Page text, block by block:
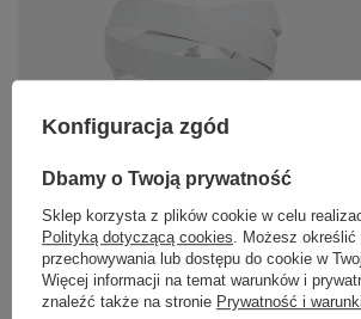
Lampa sufitowa TORNADO 50cm biała Zuma Line
Konfiguracja zgód
Dbamy o Twoją prywatność
Sklep korzysta z plików cookie w celu
Polityką dotyczącą cookies. Możesz określić
przechowywania lub dostępu do cookie w
Więcej informacji na temat warunków i
znaleźć także na stronie Prywatność i